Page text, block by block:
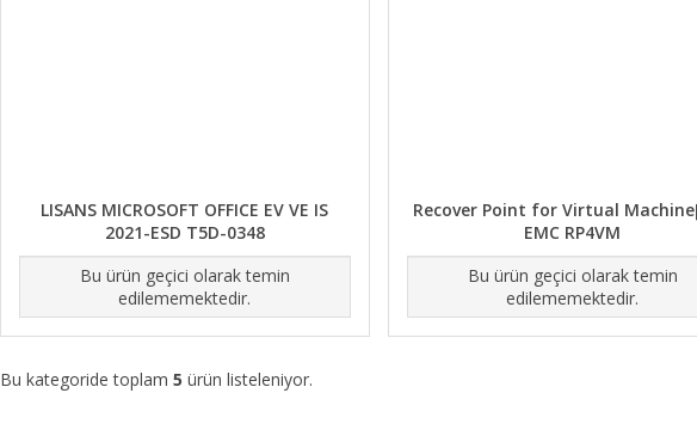
LISANS MICROSOFT OFFICE EV VE IS
2021-ESD T5D-0348
Bu ürün geçici olarak temin
edilememektedir.
Recover Point for Virtual
EMC RP4VM
Bu ürün geçici olarak temin
edilememektedir.
Bu kategoride toplam 5 ürün listeleniyor.